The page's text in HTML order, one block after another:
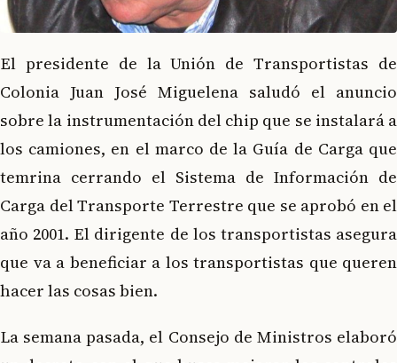
El presidente de la Unión de Transportistas de
Colonia Juan José Miguelena saludó el anuncio
sobre la instrumentación del chip que se instalará a
los camiones, en el marco de la Guía de Carga que
temrina cerrando el Sistema de Información de
Carga del Transporte Terrestre que se aprobó en el
año 2001. El dirigente de los transportistas asegura
que va a beneficiar a los transportistas que queren
hacer las cosas bien.
La semana pasada, el Consejo de Ministros elaboró